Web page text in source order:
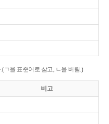
ㄱ을 표준어로 삼고, ㄴ을 버림.)
비고